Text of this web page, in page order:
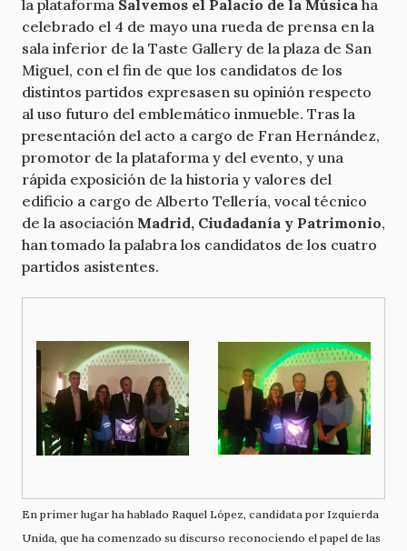
la plataforma Salvemos el Palacio de la Música ha
celebrado el 4 de mayo una rueda de prensa en la
sala inferior de la Taste Gallery de la plaza de San
Miguel, con el fin de que los candidatos de los
distintos partidos expresasen su opinión respecto
al uso futuro del emblemático inmueble. Tras la
presentación del acto a cargo de Fran Hernández,
promotor de la plataforma y del evento, y una
rápida exposición de la historia y valores del
edificio a cargo de Alberto Tellería, vocal técnico
de la asociación Madrid, Ciudadanía y Patrimonio,
han tomado la palabra los candidatos de los cuatro
partidos asistentes.
En primer lugar ha hablado Raquel López, candidata por Izquierda
Unida, que ha comenzado su discurso reconociendo el papel de las